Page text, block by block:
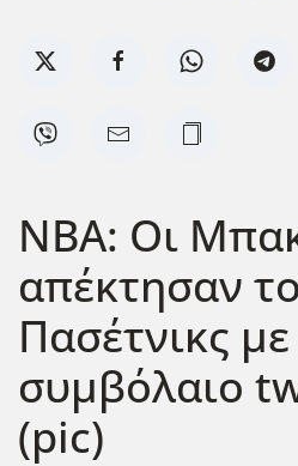
NBA: Οι
απέκτησαν
Πασέτνικς με
συμβόλαιο
(pic)